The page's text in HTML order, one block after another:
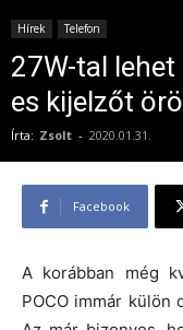
Hírek Telefon
27W-tal
es kijelzőt
Írta: Zsolt - 2020.01.31.
Facebook
A korábban még
POCO immár